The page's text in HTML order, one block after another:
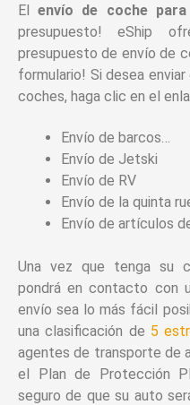
Elenvío de coche
presupuesto! eShip
presupuesto de envío de
formulario! Si desea
coches, haga clic en el
Envío de barcos…
Envío de Jetski
Envío de RV
Envío de la quinta
Envío de artículos
Una vez que tenga su
pondrá en contacto con
envío sea lo más fácil
una clasificación de 5
agentes de transporte de
el Plan de Protección
seguro de que su auto